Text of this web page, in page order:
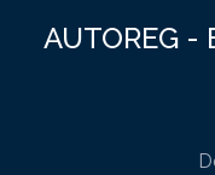
AUTOREG